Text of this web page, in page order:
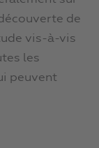
de
vis-à-vis
les
peuvent